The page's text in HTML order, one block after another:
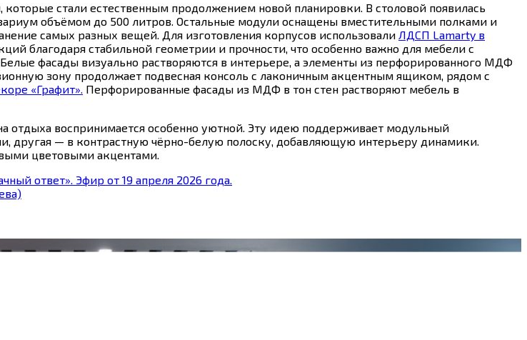
стали естественным продолжением новой планировки. В столовой появилась
объёмом до 500 литров. Остальные модули оснащены вместительными полками и
самых разных вещей. Для изготовления корпусов использовали ЛДСП Lamarty в
благодаря стабильной геометрии и прочности, что особенно важно для мебели с
фасады визуально растворяются в интерьере, а элементы из перфорированного МДФ
зону продолжает подвесная консоль с лаконичным акцентным ящиком, рядом с
«Графит». Перфорированные фасады из МДФ в тон стен растворяют мебель в
отдыха воспринимается особенно уютной. Эту идею поддерживает модульный
другая — в контрастную чёрно-белую полоску, добавляющую интерьеру динамики.
цветовыми акцентами.
ответ». Эфир от 19 апреля 2026 года.